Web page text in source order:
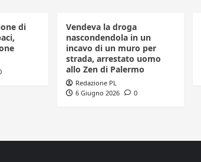
di
Vendeva la droga
nascondendola in un
incavo di un muro per
strada, arrestato uomo
allo Zen di Palermo
Redazione PL
6 Giugno 2026
0